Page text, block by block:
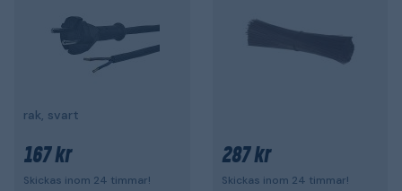
rak, svart
167 kr
Skickas inom 24 timmar!
287 kr
Skickas inom 24 timmar!